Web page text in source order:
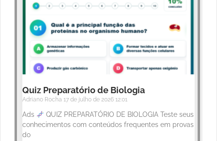
Quiz Preparatório de Biologia
Adriano Rocha 17 de julho de 2026 12:01
Ads
QUIZ PREPARATÓRIO DE BIOLOGIA Teste seus
conhecimentos com conteúdos frequentes em provas
do